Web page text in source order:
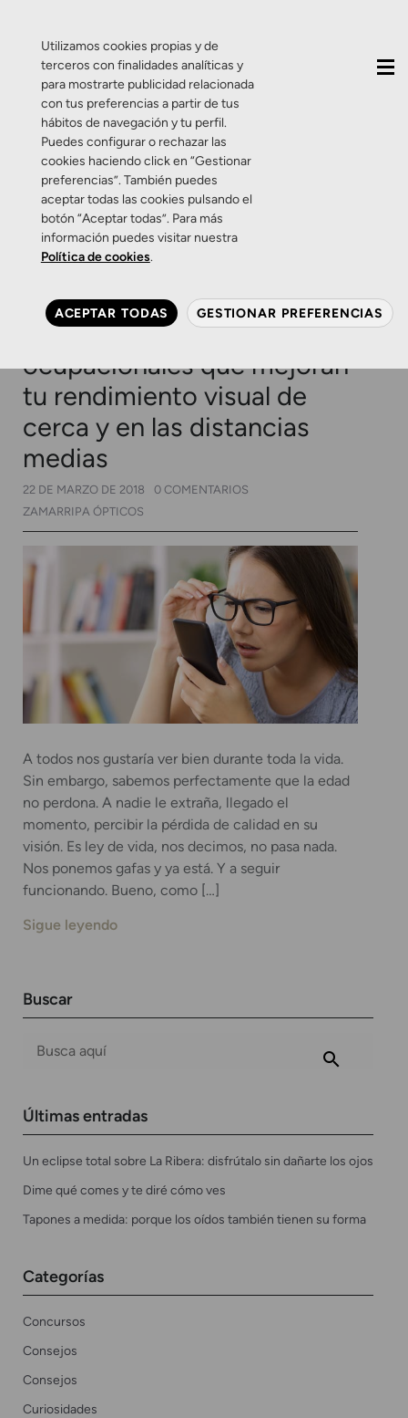
Etiqueta:lentes
especiales para
personas présbitas
Promociones Salud Visual
Promoción: Progresivos
ocupacionales que mejoran
tu rendimiento visual de
cerca y en las distancias
medias
22 DE MARZO DE 2018
0 COMENTARIOS
ZAMARRIPA ÓPTICOS
A todos nos gustaría ver bien durante toda la vida.
Sin embargo, sabemos perfectamente que la edad
no perdona. A nadie le extraña, llegado el
momento, percibir la pérdida de calidad en su
visión. Es ley de vida, nos decimos, no pasa nada.
Nos ponemos gafas y ya está. Y a seguir
funcionando. Bueno, como […]
Sigue leyendo
Buscar
Últimas entradas
Un eclipse total sobre La Ribera: disfrútalo sin dañarte los ojos
Dime qué comes y te diré cómo ves
Tapones a medida: porque los oídos también tienen su forma
Categorías
Concursos
Consejos
Consejos
Curiosidades
Utilizamos cookies propias y de
terceros con finalidades analíticas y
para mostrarte publicidad relacionada
con tus preferencias a partir de tus
hábitos de navegación y tu perfil.
Puedes configurar o rechazar las
cookies haciendo click en “Gestionar
preferencias”. También puedes
aceptar todas las cookies pulsando el
botón “Aceptar todas”. Para más
información puedes visitar nuestra
Política de cookies.
ACEPTAR TODAS GESTIONAR PREFERENCIAS